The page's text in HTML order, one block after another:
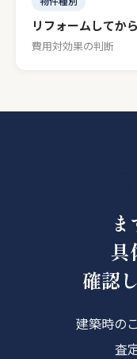
リフォームしてか
費用対効果の判断
ま
具
確認
建築時の
査